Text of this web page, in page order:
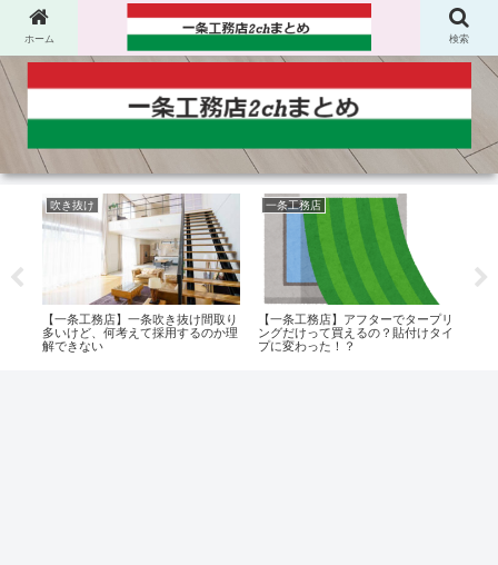
吹き抜け
【一条工務店】一条吹き抜け間取り
多いけど、何考えて採用するのか理
解できない
一条工務店
【一条工務店】アフターでタープリ
ングだけって買えるの？貼付けタイ
プに変わった！？
ホーム 検索